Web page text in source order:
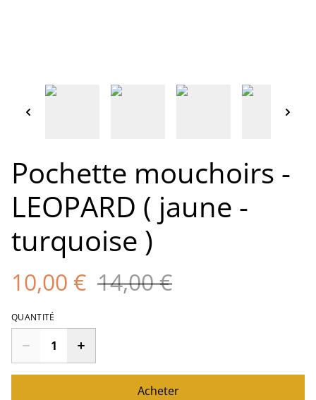
Pochette mouchoirs -
LEOPARD ( jaune -
turquoise )
10,00 € 14,00 €
QUANTITÉ
Acheter